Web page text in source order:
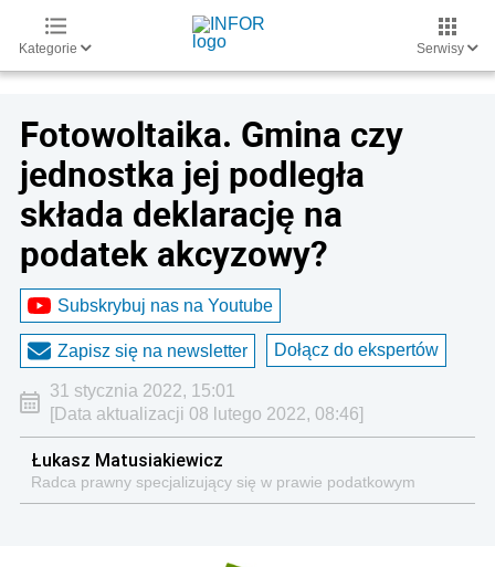
Kategorie Serwisy
Fotowoltaika. Gmina czy
jednostka jej podległa
składa deklarację na
podatek akcyzowy?
Subskrybuj nas na Youtube
Zapisz się na newsletter Dołącz do ekspertów
31 stycznia 2022, 15:01
[Data aktualizacji 08 lutego 2022, 08:46]
Łukasz Matusiakiewicz
Radca prawny specjalizujący się w prawie podatkowym